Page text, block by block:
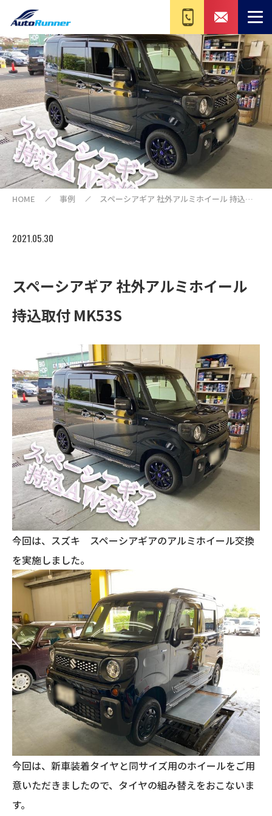
HOME 事例
スペーシアギア 社外アルミホイール 持込取
2021.05.30
スペーシアギア 社外アルミホイール
持込取付 MK53S
今回は、スズキ スペーシアギアのアルミホイール交換
を実施しました。
今回は、新車装着タイヤと同サイズ用のホイールをご用
意いただきましたので、タイヤの組み替えをおこないま
す。